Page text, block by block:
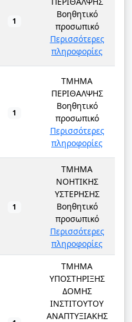
1
Βοηθητικό
προσωπικό
Περισσότερες
πληροφορίες
1
ΤΜΗΜΑ
ΠΕΡΙΘΑΛΨΗΣ
Βοηθητικό
προσωπικό
Περισσότερες
πληροφορίες
1
ΤΜΗΜΑ
ΝΟΗΤΙΚΗΣ
ΥΣΤΕΡΗΣΗΣ
Βοηθητικό
προσωπικό
Περισσότερες
πληροφορίες
ΤΜΗΜΑ
ΥΠΟΣΤΗΡΙΞΗΣ
ΔΟΜΗΣ
ΙΝΣΤΙΤΟΥΤΟΥ
ΑΝΑΠΤΥΞΙΑΚΗΣ